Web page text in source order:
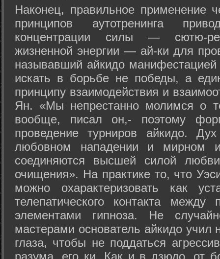
Наконец, правильное применение
принципов аутотренинга
концентрации силы — сютю-
жизненной энергии — ай-ки для
называвший айкидо
искать в борьбе не победы, а
принципу взаимодействия и
Ян. «Мы непрестанно молимся о
вообще, писал он,- поэтому
проведение турниров айкидо.
любовном нападении и мирном
соединяются высшей силой
очищения». На практике то, что
можно охарактеризовать как
телепатического контакта между
элементами гипноза. Не
мастерами основатель айкидо учил
глаза, чтобы не поддаться
разума, его ки. Как и в дзюдо, от